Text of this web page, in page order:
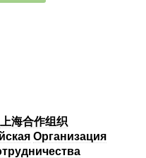
上海合作组织
Организация